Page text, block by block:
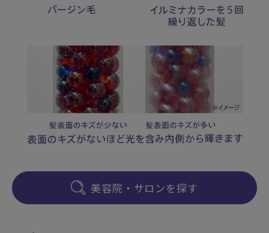
美容院・サロンを探す